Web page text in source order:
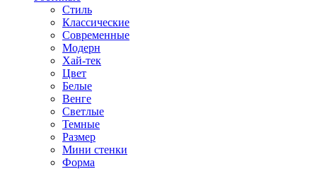
Стиль
Классические
Современные
Модерн
Хай-тек
Цвет
Белые
Венге
Светлые
Темные
Размер
Мини стенки
Форма